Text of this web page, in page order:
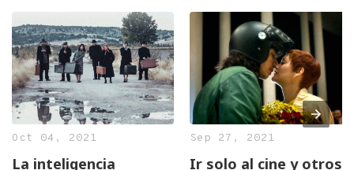
Oct 04, 2021
La inteligencia
Sep 27, 2021
Ir solo al cine y otros